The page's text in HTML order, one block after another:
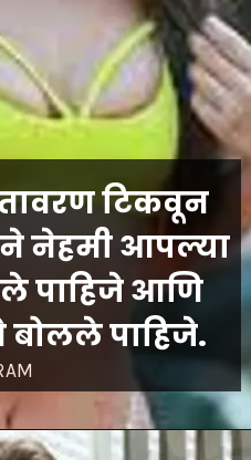
टिकवून
नेहमी आपल्या
पाहिजे आणि
बोलले पाहिजे.